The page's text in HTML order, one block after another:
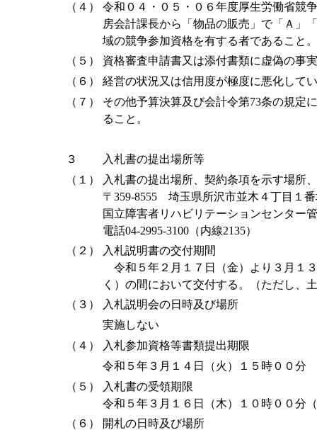
（４）
令和０４・０５・０６年度厚生労働省競
房会計課長から「物品の販売」で「Ａ」
域の競争参加資格を有する者であること。
（５）
資格審査申請書又は添付書類に虚偽の事
（６）
経営の状況又は信用度が極度に悪化して
（７）
その他予算決算及び会計令第73条の規定
ること。
３
入札書の提出場所等
（１）
入札書の提出場所、契約条項を示す場所
〒359-8555 埼玉県所沢市並木４丁目１
国立障害者リハビリテーションセンタ
電話04-2995-3100（内線2135）
（２）
入札説明書の交付期間
令和５年２月１７日（金）より３月１
く）の間において交付する。（ただし、
（３）
入札説明会の日時及び場所
実施しない
（４）
入札参加資格等書類提出期限
令和５年３月１４日（火）１５時００分
（５）
入札書の受領期限
令和５年３月１６日（木）１０時００分
（６）
開札の日時及び場所